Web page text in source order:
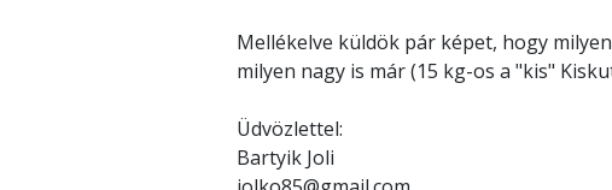
Mellékelve küldök pár képet, hogy
milyen nagy is már (15 kg-os a "kis"
Üdvözlettel:
Bartyik Joli